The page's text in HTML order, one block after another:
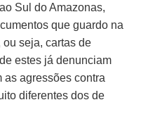
Sul do Amazonas,
que guardo na
ou seja, cartas de
estes já denunciam
as agressões contra
diferentes dos de